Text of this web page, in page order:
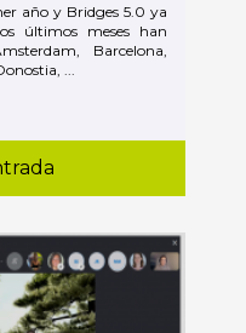
año y Bridges 5.0 ya
últimos meses han
Barcelona,
...